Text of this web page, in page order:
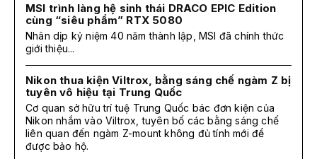
MSI trình làng hệ sinh thái DRACO EPIC Edition
cùng “siêu phẩm” RTX 5080
Nhân dịp kỷ niệm 40 năm thành lập, MSI đã chính thức
giới thiệu...
Nikon thua kiện Viltrox, bằng sáng chế ngàm Z bị
tuyên vô hiệu tại Trung Quốc
Cơ quan sở hữu trí tuệ Trung Quốc bác đơn kiện của
Nikon nhắm vào Viltrox, tuyên bố các bằng sáng chế
liên quan đến ngàm Z-mount không đủ tính mới để
được bảo hộ.